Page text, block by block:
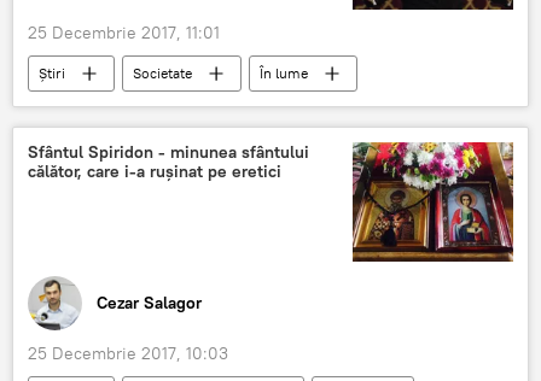
25 Decembrie 2017, 11:01
Știri Societate
În lume
Europa
UE
Romania
Dan Puric
Iisus Hristos
Craciun
contra
globalizare
Sfântul Spiridon - minunea sfântului
călător, care i-a rușinat pe eretici
Cezar Salagor
25 Decembrie 2017, 10:03